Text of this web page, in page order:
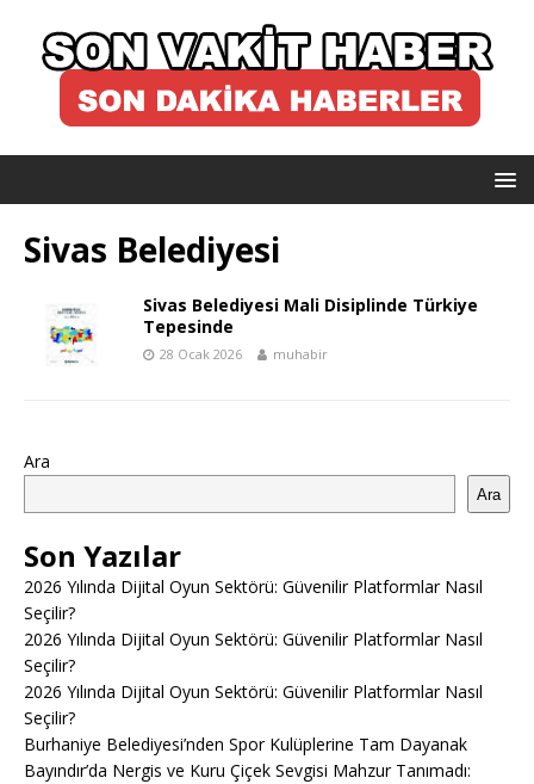
Sivas Belediyesi
Sivas Belediyesi Mali Disiplinde Türkiye
Tepesinde
28 Ocak 2026 muhabir
Ara
Ara
Son Yazılar
2026 Yılında Dijital Oyun Sektörü: Güvenilir Platformlar Nasıl
Seçilir?
2026 Yılında Dijital Oyun Sektörü: Güvenilir Platformlar Nasıl
Seçilir?
2026 Yılında Dijital Oyun Sektörü: Güvenilir Platformlar Nasıl
Seçilir?
Burhaniye Belediyesi’nden Spor Kulüplerine Tam Dayanak
Bayındır’da Nergis ve Kuru Çiçek Sevgisi Mahzur Tanımadı: